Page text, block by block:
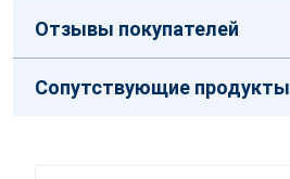
Отзывы покупателей
Сопутствующие продукты